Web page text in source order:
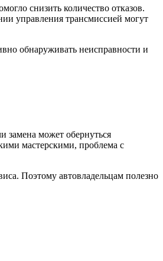
снизить количество отказов.
управления трансмиссией могут
обнаруживать неисправности и
замена может обернуться
мастерскими, проблема с
Поэтому автовладельцам полезно